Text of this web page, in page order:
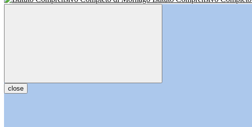
close